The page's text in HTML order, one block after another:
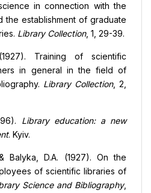
in connection with the
the establishment of graduate
Library Collection, 1, 29-39.
Training of scientific
in general in the field of
Library Collection, 2,
Library education: a new
. Kyiv.
Balyka, D.A. (1927). On the
of scientific libraries of
Science and Bibliography,